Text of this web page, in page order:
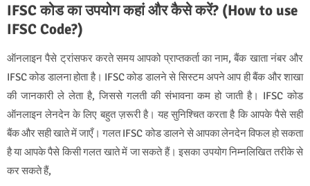
IFSC कोड का उपयोग कहां और कैसे करें? (How to use
IFSC Code?)
ऑनलाइन पैसे ट्रांसफर करते समय आपको प्राप्तकर्ता का नाम, बैंक खाता नंबर और
IFSC कोड डालना होता है। IFSC कोड डालने से सिस्टम अपने आप ही बैंक और शाखा
की जानकारी ले लेता है, जिससे गलती की संभावना कम हो जाती है। IFSC कोड
ऑनलाइन लेनदेन के लिए बहुत ज़रूरी है। यह सुनिश्चित करता है कि आपके पैसे सही
बैंक और सही खाते में जाएँ। गलत IFSC कोड डालने से आपका लेनदेन विफल हो सकता
है या आपके पैसे किसी गलत खाते में जा सकते हैं। इसका उपयोग निम्नलिखित तरीके से
कर सकते हैं,